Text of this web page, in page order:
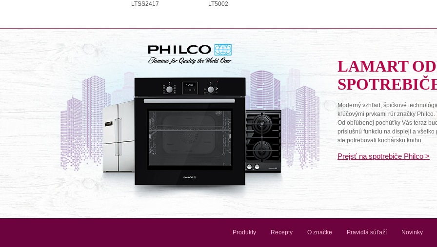
LTSS2417 LT5002
LAMART
Moderný vzhľad, špičkové
kľúčovými prvkami rúr značky
Od obľúbenej pochúťky Vás teraz
príslušnú funkciu na displeji a
ste potrebovali kuchársku knihu.
Prejsť na spotrebiče Philco >
Produkty Recepty O značke Pravidlá súťaží Novinky